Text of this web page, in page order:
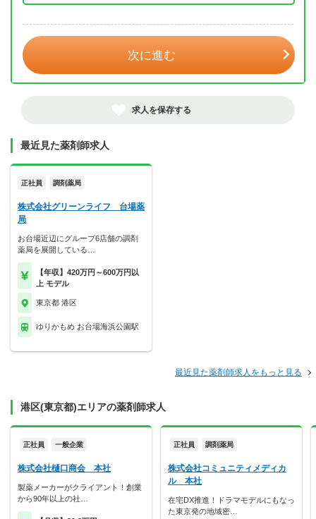
次に進む
求人を保存する
最近見た薬剤師求人
正社員 調剤薬局
株式会社グリーンライフ 台場薬
局
お台場近辺にグループ6店舗の調剤
薬局を展開している…
【年収】420万円～600万円以
上 モデル
東京都 港区
ゆりかもめ お台場海浜公園駅
最近見た薬剤師求人をもっと見る
港区(東京都)エリアの薬剤師求人
正社員 一般企業
株式会社樋口商会 本社
製薬メーカーがクライアント！創業
から90年以上の社…
正社員 調剤薬局
株式会社コミュニティメディカ
ル 本社
在宅DX推進！ドラマモデルにもなっ
た東京発の地域密…